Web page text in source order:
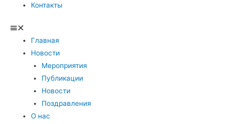
Контакты
Главная
Новости
Мероприятия
Публикации
Новости
Поздравления
О нас